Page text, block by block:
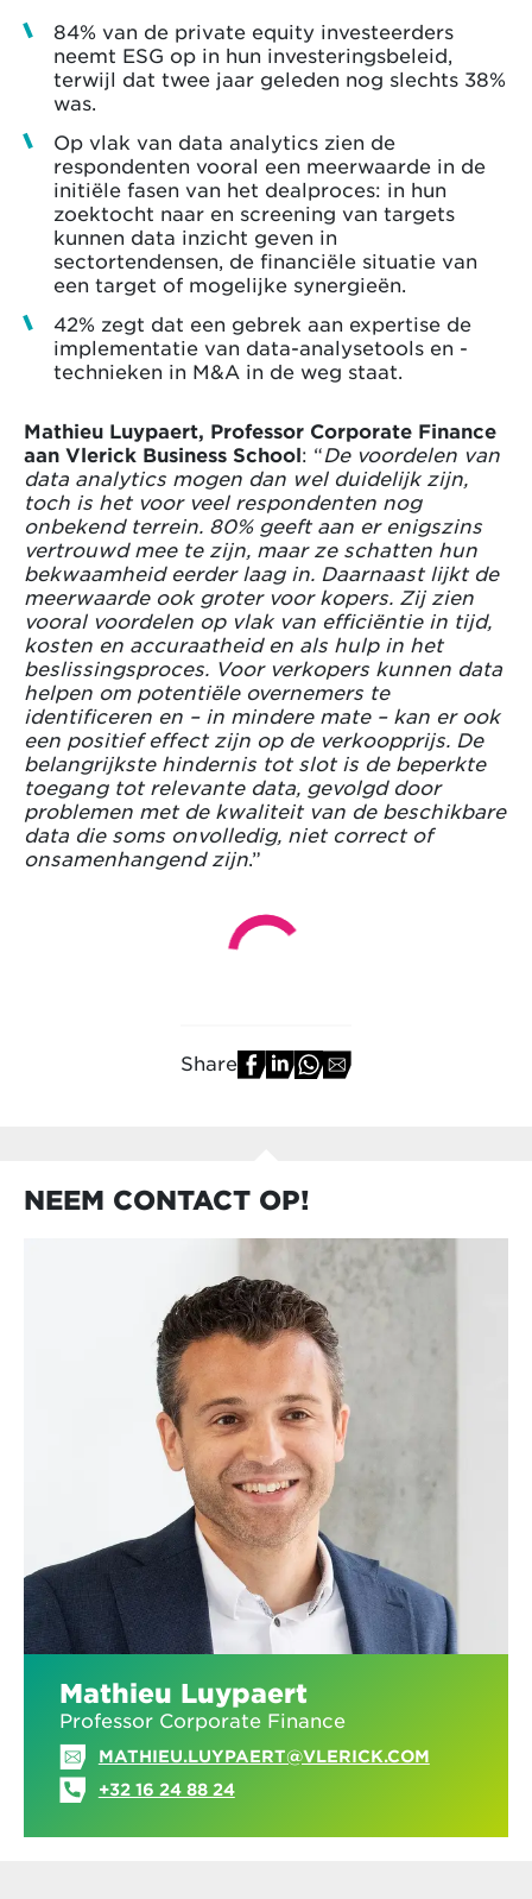
84% van de private equity investeerders
neemt ESG op in hun investeringsbeleid,
terwijl dat twee jaar geleden nog slechts 38%
was.
Op vlak van data analytics zien de
respondenten vooral een meerwaarde in de
initiële fasen van het dealproces: in hun
zoektocht naar en screening van targets
kunnen data inzicht geven in
sectortendensen, de financiële situatie van
een target of mogelijke synergieën.
42% zegt dat een gebrek aan expertise de
implementatie van data-analysetools en -
technieken in M&A in de weg staat.
Mathieu Luypaert, Professor Corporate Finance
aan Vlerick Business School: “De voordelen van
data analytics mogen dan wel duidelijk zijn,
toch is het voor veel respondenten nog
onbekend terrein. 80% geeft aan er enigszins
vertrouwd mee te zijn, maar ze schatten hun
bekwaamheid eerder laag in. Daarnaast lijkt de
meerwaarde ook groter voor kopers. Zij zien
vooral voordelen op vlak van efficiëntie in tijd,
kosten en accuraatheid en als hulp in het
beslissingsproces. Voor verkopers kunnen data
helpen om potentiële overnemers te
identificeren en – in mindere mate – kan er ook
een positief effect zijn op de verkoopprijs. De
belangrijkste hindernis tot slot is de beperkte
toegang tot relevante data, gevolgd door
problemen met de kwaliteit van de beschikbare
data die soms onvolledig, niet correct of
onsamenhangend zijn.”
Share
NEEM CONTACT OP!
Mathieu Luypaert
Professor Corporate Finance
MATHIEU.LUYPAERT@VLERICK.COM
+32 16 24 88 24